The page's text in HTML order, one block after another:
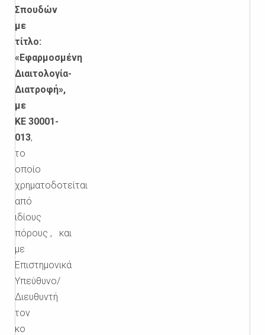
Σπουδών
με
τίτλο:
«Εφαρμοσμένη
Διαιτολογία-
Διατροφή»,
με
ΚΕ 30001-
013,
το
οποίο
χρηματοδοτείται
από
ιδίους
πόρους , και
με
Επιστημονικά
Υπεύθυνο/
Διευθυντή
τoν
κο